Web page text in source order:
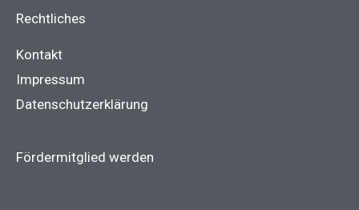
Rechtliches
Kontakt
Impressum
Datenschutzerklärung
Fördermitglied werden